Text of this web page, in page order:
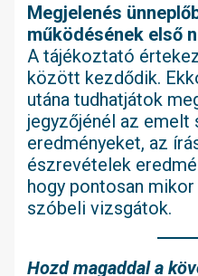
Megjelenés
működésének első
A tájékoztató
között kezdődik.
utána tudhatjátok
jegyzőjénél az
eredményeket, az
észrevételek
hogy pontosan
szóbeli vizsgátok.
Hozd magaddal a